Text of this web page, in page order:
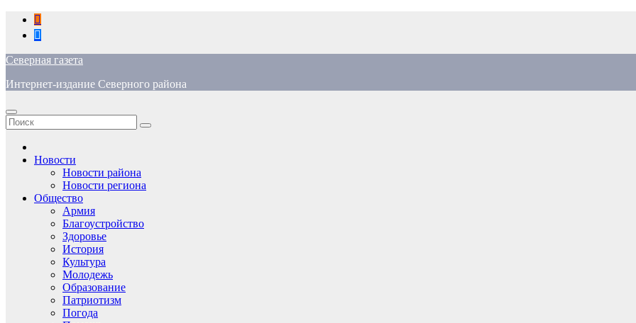
Перейти
содержимому
Северная газета
Интернет-издание Северного района
Новости
Новости района
Новости региона
Общество
Армия
Благоустройство
Здоровье
История
Культура
Молодежь
Образование
Патриотизм
Погода